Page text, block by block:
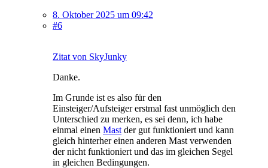
8. Oktober 2025 um 09:42
#6
Zitat von SkyJunky
Danke.
Im Grunde ist es also für den
Einsteiger/Aufsteiger erstmal fast unmöglich den
Unterschied zu merken, es sei denn, ich habe
einmal einen Mast der gut funktioniert und kann
gleich hinterher einen anderen Mast verwenden
der nicht funktioniert und das im gleichen Segel
in gleichen Bedingungen.